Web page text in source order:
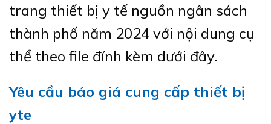
trang thiết bị y tế nguồn ngân sách
thành phố năm 2024 với nội dung cụ
thể theo file đính kèm dưới đây.
Yêu cầu báo giá cung cấp thiết bị
yte